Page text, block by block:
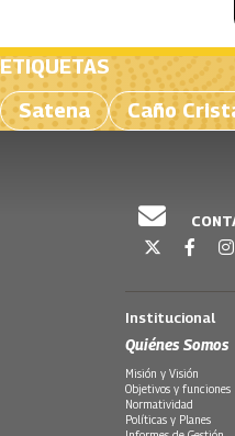
ETIQUETAS
Satena
Caño
Institucional
Quiénes Somos
Misión y Visión
Objetivos y funciones
Normatividad
Políticas y Planes